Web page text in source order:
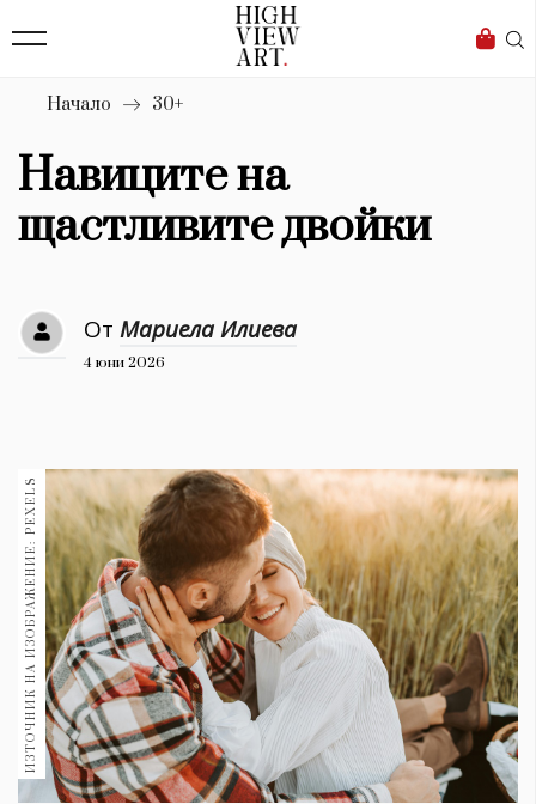
Бизнес
Мода
Dialogue
Изкуство
4339
Красота
777
Книги 1188
30+ 1970
Гурме 1709
Пътувай
237
Здраве 389
Начало 30+
Навиците на
щастливите двойки
От Мариела Илиева
4 юни 2026
ИЗТОЧНИК НА ИЗОБРАЖЕНИЕ: PEXELS